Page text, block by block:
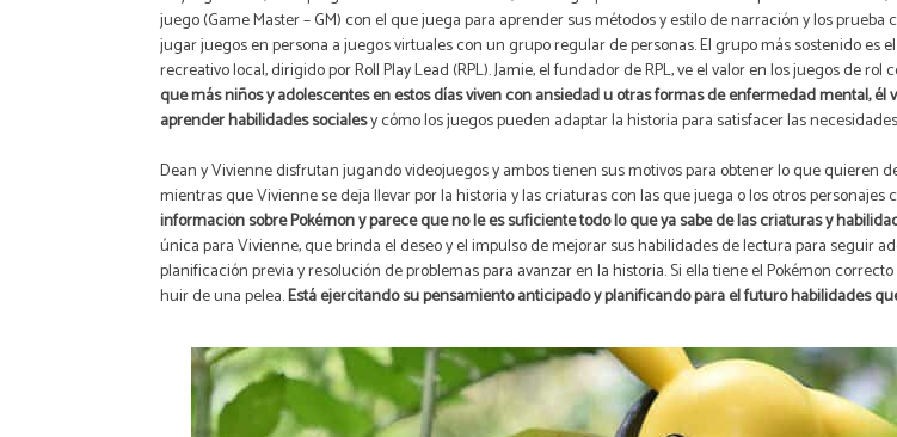
juego (Game Master – GM) con el que juega para aprender sus métodos y estilo de narración y los
jugar juegos en persona a juegos virtuales con un grupo regular de personas. El grupo más sostenido
recreativo local, dirigido por Roll Play Lead (RPL). Jamie, el fundador de RPL, ve el valor en los juegos de
que más niños y adolescentes en estos días viven con ansiedad u otras formas de enfermedad mental,
aprender habilidades socialesy cómo los juegos pueden adaptar la historia para satisfacer las
Dean y Vivienne disfrutan jugando videojuegos y ambos tienen sus motivos para obtener lo que quieren
mientras que Vivienne se deja llevar por la historia y las criaturas con las que juega o los otros personajes
información sobre Pokémon y parece que no le es suficiente todo lo que ya sabe de las criaturas y
única para Vivienne, que brinda el deseo y el impulso de mejorar sus habilidades de lectura para seguir
planificación previa y resolución de problemas para avanzar en la historia. Si ella tiene el Pokémon
huir de una pelea.Está ejercitando su pensamiento anticipado y planificando para el futuro habilidades